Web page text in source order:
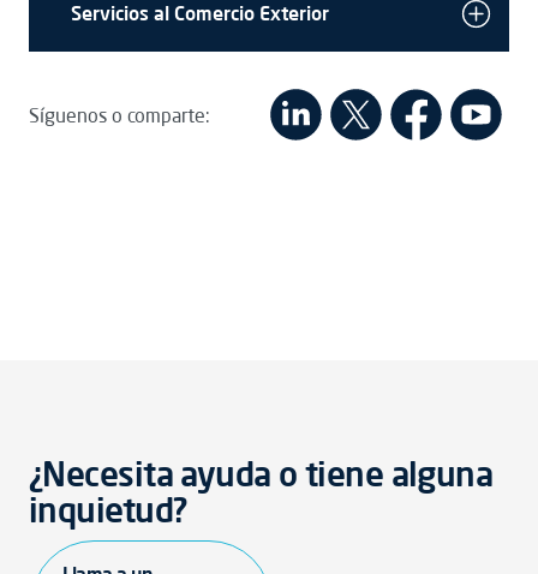
Servicios al Comercio Exterior
Síguenos o comparte:
¿Necesita ayuda o tiene alguna
inquietud?